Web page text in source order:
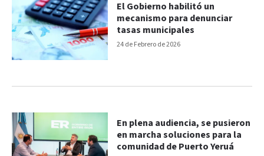
24 de Febrero de 2026
El Gobierno habilitó un
mecanismo para denunciar
tasas municipales
En plena audiencia, se pusieron
en marcha soluciones para la
comunidad de Puerto Yeruá